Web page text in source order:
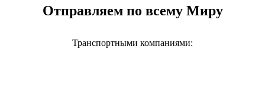
Отправляем по всему Миру
Транспортными компаниями: